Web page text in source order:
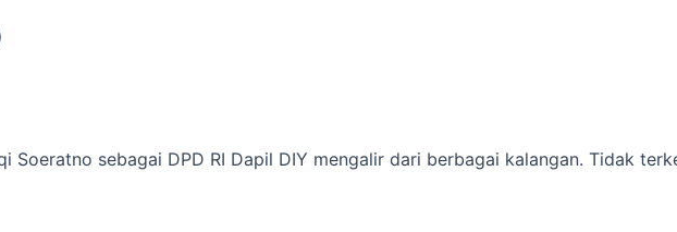
Soeratno sebagai DPD RI Dapil DIY mengalir dari berbagai kalangan. Tidak